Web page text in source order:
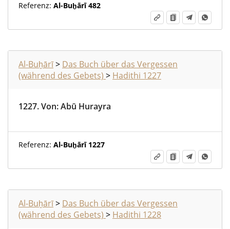
Referenz: Al-Buḫārī 482
Al-Buḫārī> Das Buch über das Vergessen
(während des Gebets) > Hadithi 1227
1227.Von:Abū Hurayra
Referenz: Al-Buḫārī 1227
Al-Buḫārī> Das Buch über das Vergessen
(während des Gebets) > Hadithi 1228